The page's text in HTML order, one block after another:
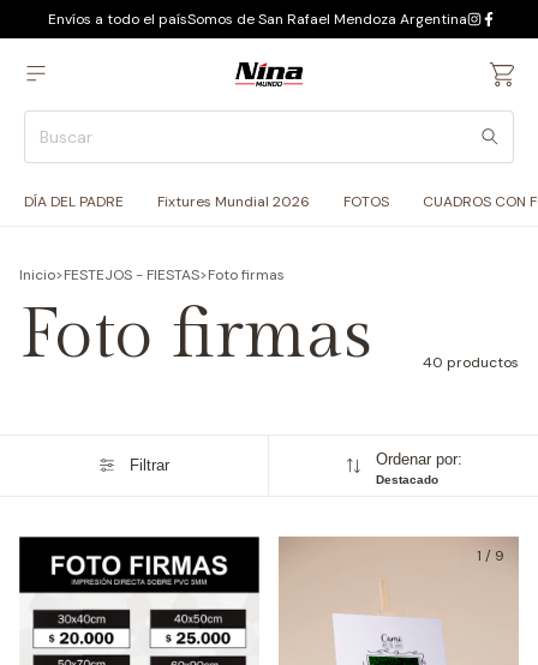
Envíos a todo el paísSomos de San Rafael Mendoza Argentina
DÍA DEL PADRE Fixtures Mundial 2026 FOTOS CUADROS CON
Inicio>FESTEJOS - FIESTAS>Foto firmas
Foto firmas 40 productos
Filtrar Ordenar por:
Destacado
1 / 9